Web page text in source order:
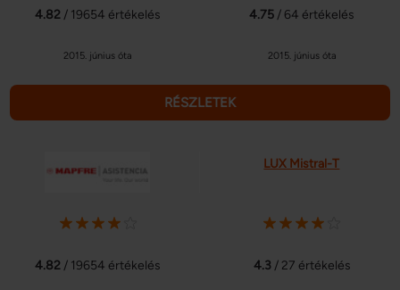
4.82 / 19654 értékelés
2015. június óta
4.75 / 64 értékelés
2015. június óta
RÉSZLETEK
4.82 / 19654 értékelés
LUX Mistral-T
4.3 / 27 értékelés